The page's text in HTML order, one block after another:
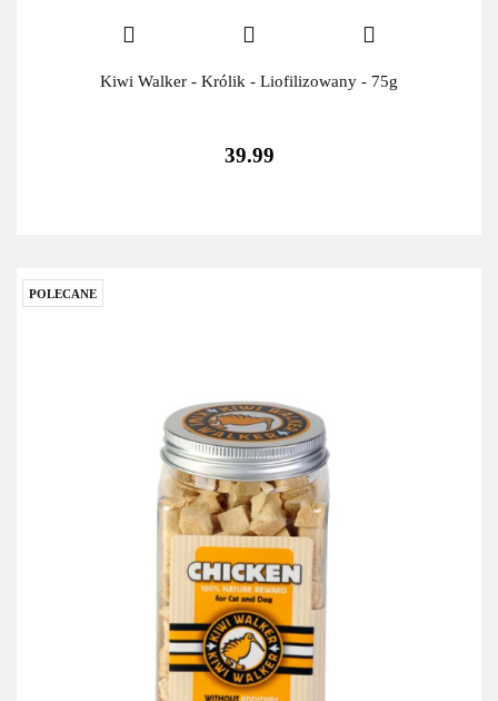
Kiwi Walker - Królik - Liofilizowany - 75g
39.99
POLECANE